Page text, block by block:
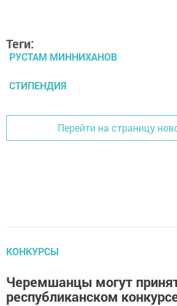
Теги:
РУСТАМ МИННИХАНОВ
СТИПЕНДИЯ
Перейти на страницу
КОНКУРСЫ
Черемшанцы могут
республиканском